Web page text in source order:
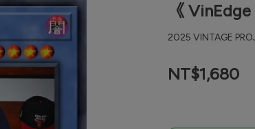
《
2025 VINTAGE
NT$1,680